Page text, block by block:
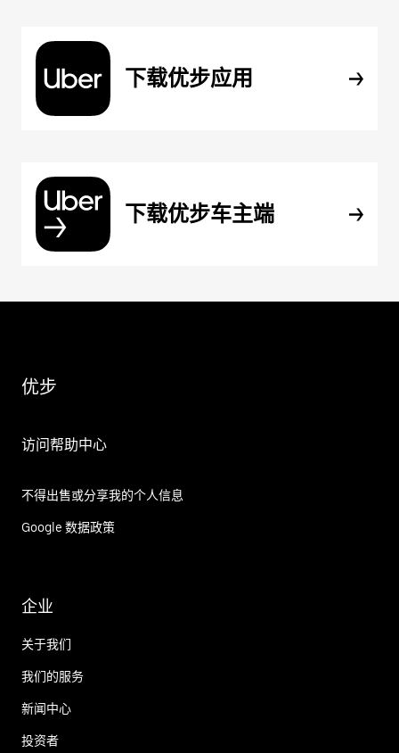
下载优步应用
下载优步车主端
优步
访问帮助中心
不得出售或分享我的个人信息
Google 数据政策
企业
关于我们
我们的服务
新闻中心
投资者